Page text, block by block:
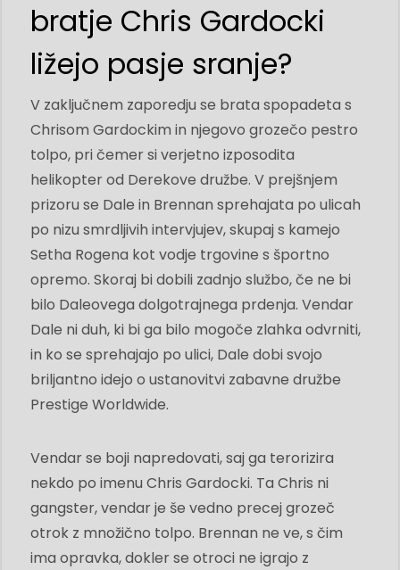
bratje Chris Gardocki
ližejo pasje sranje?
V zaključnem zaporedju se brata spopadeta s
Chrisom Gardockim in njegovo grozečo pestro
tolpo, pri čemer si verjetno izposodita
helikopter od Derekove družbe. V prejšnjem
prizoru se Dale in Brennan sprehajata po ulicah
po nizu smrdljivih intervjujev, skupaj s kamejo
Setha Rogena kot vodje trgovine s športno
opremo. Skoraj bi dobili zadnjo službo, če ne bi
bilo Daleovega dolgotrajnega prdenja. Vendar
Dale ni duh, ki bi ga bilo mogoče zlahka odvrniti,
in ko se sprehajajo po ulici, Dale dobi svojo
briljantno idejo o ustanovitvi zabavne družbe
Prestige Worldwide.
Vendar se boji napredovati, saj ga terorizira
nekdo po imenu Chris Gardocki. Ta Chris ni
gangster, vendar je še vedno precej grozeč
otrok z množično tolpo. Brennan ne ve, s čim
ima opravka, dokler se otroci ne igrajo z